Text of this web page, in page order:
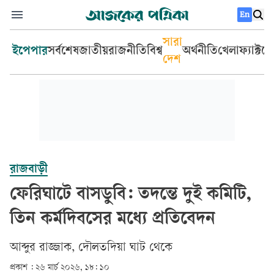
En
ইপেপারসর্বশেষজাতীয়রাজনীতিবিশ্ব
সারা
দেশ
অর্থনীতিখেলা
রাজবাড়ী
ফেরিঘাটে বাসডুবি: তদন্তে দুই কমিটি,
তিন কর্মদিবসের মধ্যে প্রতিবেদন
আব্দুর রাজ্জাক, দৌলতদিয়া ঘাট থেকে
প্রকাশ : ২৬ মার্চ ২০২৬, ১৮: ১০